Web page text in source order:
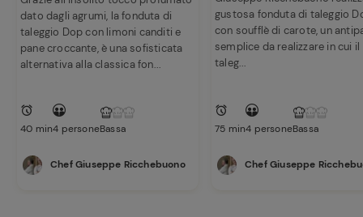
dato dagli agrumi, la fonduta di
taleggio Dop con limoni canditi e
pane croccante, è una sofisticata
alternativa alla classica fon...
40 min4 personeBassa
Chef Giuseppe Ricchebuono
gustosa fonduta di taleggio
con soufflè di carote, un
semplice da realizzare in cui il
taleg...
75 min4 personeBassa
Chef Giuseppe